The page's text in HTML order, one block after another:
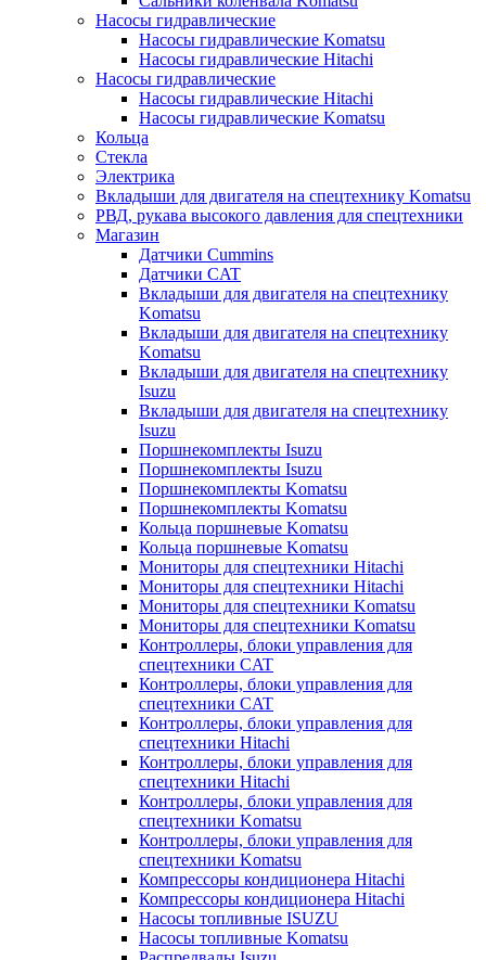
Насосы гидравлические
Насосы гидравлические Komatsu
Насосы гидравлические Hitachi
Насосы гидравлические
Насосы гидравлические Hitachi
Насосы гидравлические Komatsu
Кольца
Стекла
Электрика
Вкладыши для двигателя на спецтехнику Komatsu
РВД, рукава высокого давления для спецтехники
Магазин
Датчики Cummins
Датчики CAT
Вкладыши для двигателя на спецтехнику
Komatsu
Вкладыши для двигателя на спецтехнику
Komatsu
Вкладыши для двигателя на спецтехнику
Isuzu
Вкладыши для двигателя на спецтехнику
Isuzu
Поршнекомплекты Isuzu
Поршнекомплекты Isuzu
Поршнекомплекты Komatsu
Поршнекомплекты Komatsu
Кольца поршневые Komatsu
Кольца поршневые Komatsu
Мониторы для спецтехники Hitachi
Мониторы для спецтехники Hitachi
Мониторы для спецтехники Komatsu
Мониторы для спецтехники Komatsu
Контроллеры, блоки управления для
спецтехники CAT
Контроллеры, блоки управления для
спецтехники CAT
Контроллеры, блоки управления для
спецтехники Hitachi
Контроллеры, блоки управления для
спецтехники Hitachi
Контроллеры, блоки управления для
спецтехники Komatsu
Контроллеры, блоки управления для
спецтехники Komatsu
Компрессоры кондиционера Hitachi
Компрессоры кондиционера Hitachi
Насосы топливные ISUZU
Насосы топливные Komatsu